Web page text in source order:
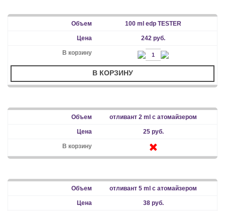
100 ml edp TESTER
242 руб.
В КОРЗИНУ
отливант 2 ml с атомайзером
25 руб.
отливант 5 ml с атомайзером
38 руб.